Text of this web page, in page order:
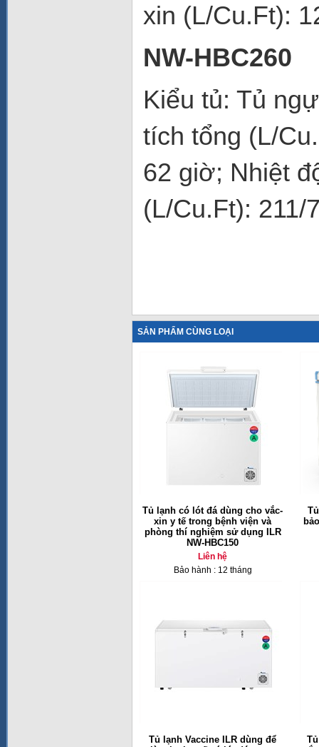
xin (L/Cu.Ft):
NW-HBC260
Kiểu tủ: Tủ
tích tổng (L/
62 giờ; Nhiệt
(L/Cu.Ft): 211/
SẢN PHẨM CÙNG LOẠI
Tủ lạnh có lót đá dùng cho vắc-
xin y tế trong bệnh viện và
phòng thí nghiệm sử dụng ILR
NW-HBC150
Liên hệ
Bảo hành : 12 tháng
Tủ lạnh Vaccine ILR dùng để